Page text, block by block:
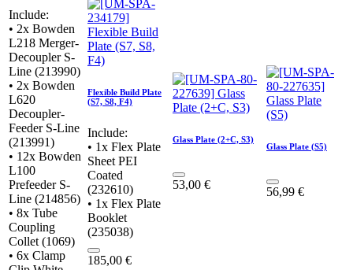
Include:
• 2x Bowden
L218 Merger-
Decoupler S-
Line (213990)
• 2x Bowden
L620
Decoupler-
Feeder S-Line
(213991)
• 12x Bowden
L100
Prefeeder S-
Line (214856)
• 8x Tube
Coupling
Collet (1069)
• 6x Clamp
Flexible Build Plate
(S7, S8, F4)
Include:
• 1x Flex Plate
Sheet PEI
Coated
(232610)
• 1x Flex Plate
Booklet
(235038)
185,00 €
Glass Plate (2+C, S3)
53,00 €
Glass Plate (S5)
56,99 €